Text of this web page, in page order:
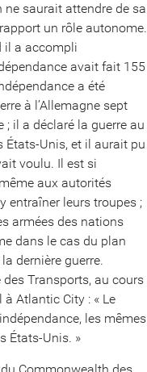
ne saurait attendre de sa
un rôle autonome.
il a accompli
avait fait 155
a été
à l’Allemagne sept
; il a déclaré la guerre au
États-Unis, et il aurait pu
voulu. Il est si
aux autorités
entraîner leurs troupes ;
armées des nations
dans le cas du plan
dernière guerre.
des Transports, au cours
Atlantic City : « Le
les mêmes
États-Unis. »